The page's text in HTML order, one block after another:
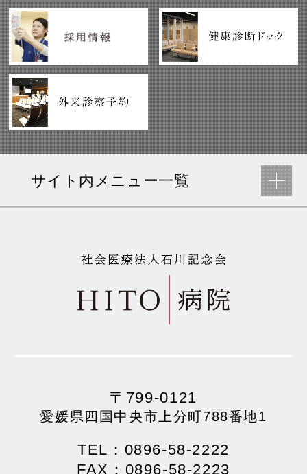
サイト内メニュー一覧
〒799-0121
愛媛県四国中央市上分町788番地1
TEL：0896-58-2222
FAX：0896-58-2223